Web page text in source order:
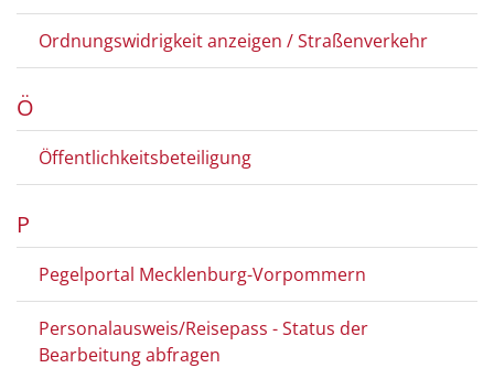
Ordnungswidrigkeit anzeigen / Straßenverkehr
Ö
Öffentlichkeitsbeteiligung
P
Pegelportal Mecklenburg-Vorpommern
Personalausweis/Reisepass - Status der
Bearbeitung abfragen